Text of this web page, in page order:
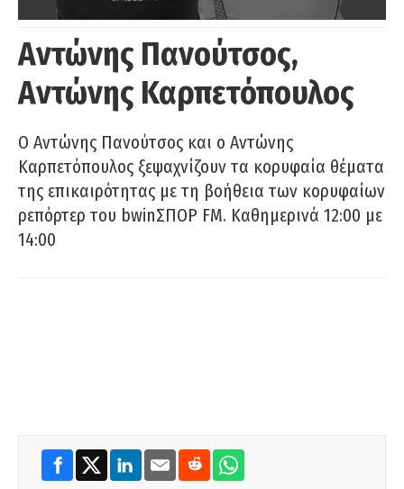
Αντώνης Πανούτσος,
Αντώνης Καρπετόπουλος
Ο Αντώνης Πανούτσος και ο Αντώνης
Καρπετόπουλος ξεψαχνίζουν τα κορυφαία θέματα
της επικαιρότητας με τη βοήθεια των κορυφαίων
ρεπόρτερ του bwinΣΠΟΡ FM. Καθημερινά 12:00 με
14:00